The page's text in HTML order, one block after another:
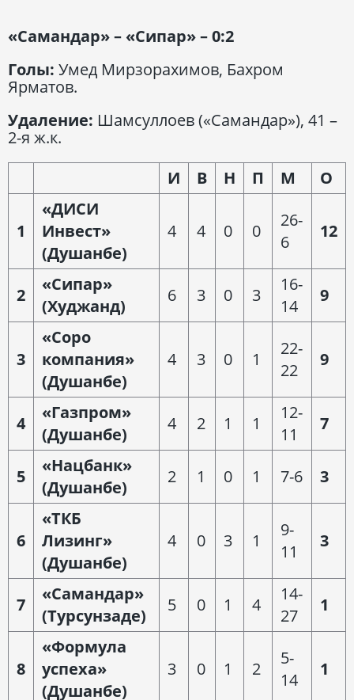
«Самандар» – «Сипар» – 0:2
Голы: Умед Мирзорахимов, Бахром
Ярматов.
Удаление: Шамсуллоев («Самандар»), 41 –
2-я ж.к.
И
В Н П М О
1
«ДИСИ
Инвест»
(Душанбе)
4 4 0 0
26-
6
12
2
«Сипар»
(Худжанд)
6 3 0 3
16-
14
9
3
«Соро
компания»
(Душанбе)
4 3 0 1
22-
22
9
4
«Газпром»
(Душанбе)
4 2 1 1
12-
11
7
5
«Нацбанк»
(Душанбе)
2 1 0 1 7-6 3
6
«ТКБ
Лизинг»
(Душанбе)
4 0 3 1
9-
11
3
7
«Самандар»
(Турсунзаде)
5 0 1 4
14-
27
1
8
«Формула
успеха»
(Душанбе)
3 0 1 2
5-
14
1